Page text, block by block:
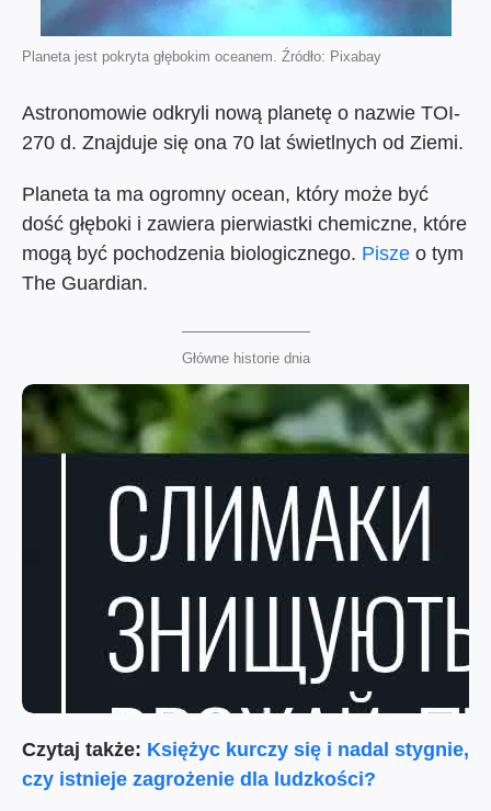
Planeta jest pokryta głębokim oceanem. Źródło: Pixabay
Astronomowie odkryli nową planetę o nazwie TOI-
270 d. Znajduje się ona 70 lat świetlnych od Ziemi.
Planeta ta ma ogromny ocean, który może być
dość głęboki i zawiera pierwiastki chemiczne, które
mogą być pochodzenia biologicznego. Pisze o tym
The Guardian.
Główne historie dnia
Czytaj także: Księżyc kurczy się i nadal stygnie,
czy istnieje zagrożenie dla ludzkości?